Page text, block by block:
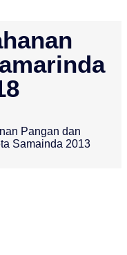
Pangan dan
Samainda 2013